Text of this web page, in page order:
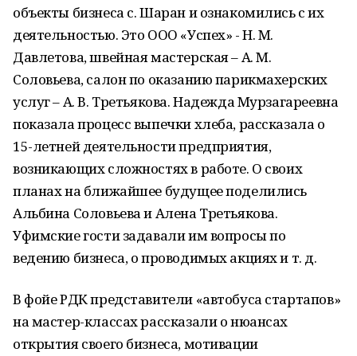
объекты бизнеса с. Шаран и ознакомились с их
деятельностью. Это ООО «Успех» - Н. М.
Давлетова, швейная мастерская – А. М.
Соловьева, салон по оказанию парикмахерских
услуг – А. В. Третьякова. Надежда Мурзагареевна
показала процесс выпечки хлеба, рассказала о
15-летней деятельности предприятия,
возникающих сложностях в работе. О своих
планах на ближайшее будущее поделились
Альбина Соловьева и Алена Третьякова.
Уфимские гости задавали им вопросы по
ведению бизнеса, о проводимых акциях и т. д.
В фойе РДК представители «автобуса стартапов»
на мастер-классах рассказали о нюансах
открытия своего бизнеса, мотивации